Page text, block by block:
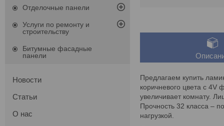
Предлагаем купить
коричневого цвета с 4V
увеличивает комнату.
Прочность 32 класса –
нагрузкой.
Отделочные панели
Услуги по ремонту и
строительству
Битумные фасадные
панели
Новости
Статьи
О нас